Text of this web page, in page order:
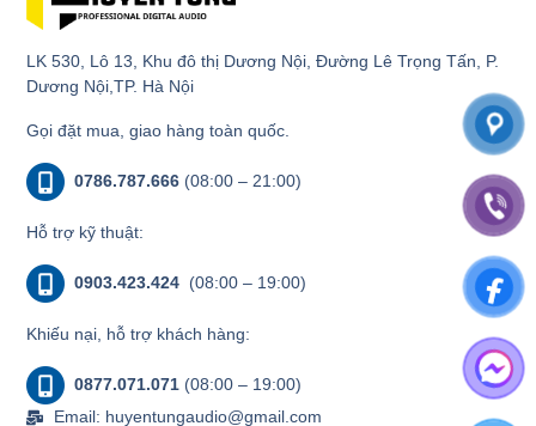
LK 530, Lô 13, Khu đô thị Dương Nội, Đường Lê Trọng Tấn, P.
Dương Nội,TP. Hà Nội
Gọi đặt mua, giao hàng toàn quốc.
0786.787.666 (08:00 – 21:00)
Hỗ trợ kỹ thuật:
0903.423.424 (08:00 – 19:00)
Khiếu nại, hỗ trợ khách hàng:
0877.071.071 (08:00 – 19:00)
Email: huyentungaudio@gmail.com